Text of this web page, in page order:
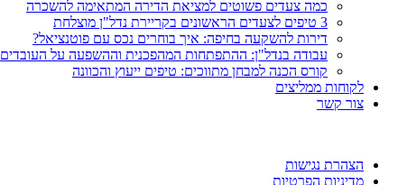
כמה צעדים פשוטים למציאת הדירה המתאימה להשכרה
3 טיפים לצעדים הראשונים בקריירת נדל"ן מוצלחת
דירות להשקעה בחיפה: איך בוחרים נכס עם פוטנציאל?
עבודה בנדל"ן: ההתפתחות המהפכנית וההשפעה על העובדים
קורס הכנה למבחן מתווכים: טיפים ייעוץ והכוונה
לקוחות ממליצים
צור קשר
הצהרת נגישות
מדיניות הפרטיות